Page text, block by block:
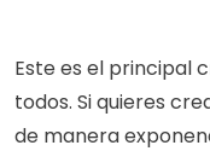
Este es el principal
todos. Si quieres
de manera